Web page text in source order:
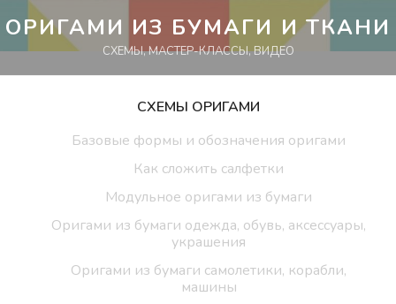
Перейти
ОРИГАМИ ИЗ БУМАГИ И ТКАНИ
СХЕМЫ, МАСТЕР-КЛАССЫ, ВИДЕО
СХЕМЫ ОРИГАМИ
Базовые формы и обозначения оригами
Как сложить салфетки
Модульное оригами из бумаги
Оригами из бумаги одежда, обувь, аксессуары,
украшения
Оригами из бумаги самолетики, корабли,
машины